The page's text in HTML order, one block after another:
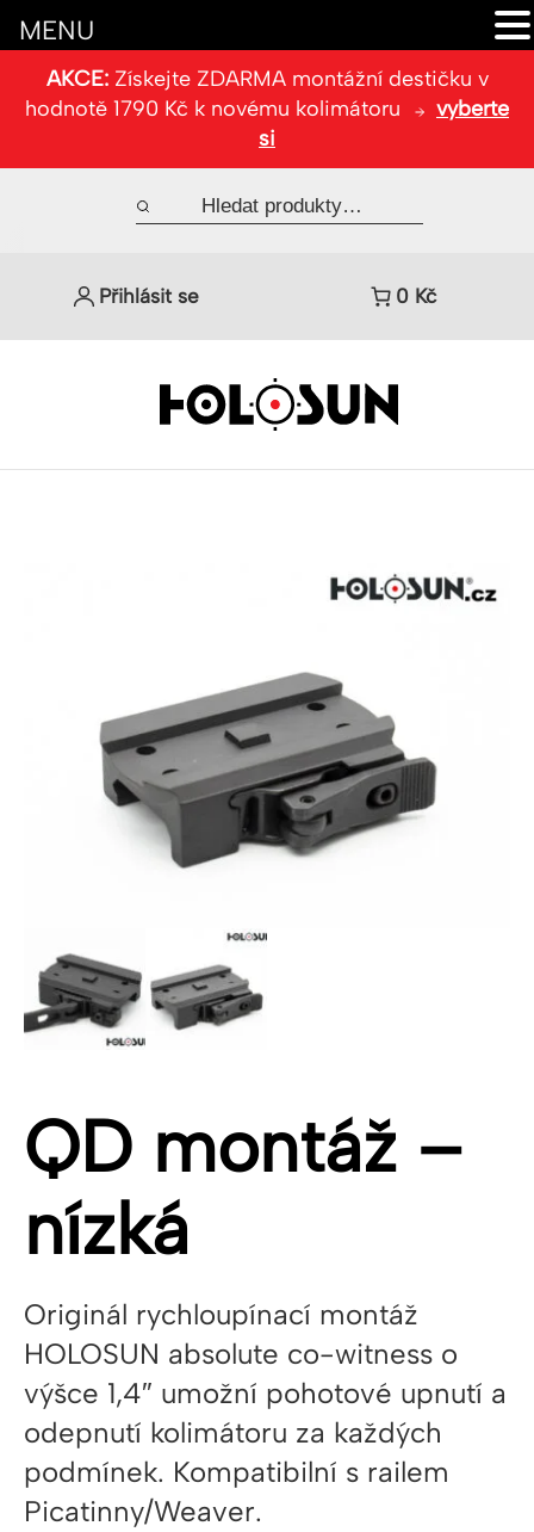
AKCE:Získejte ZDARMA montážní destičku v
hodnotě 1790 Kč k novému kolimátoru
vyberte
si
Přihlásit se 0 Kč
QD montáž –
nízká
Originál rychloupínací montáž
HOLOSUN absolute co-witness o
výšce 1,4″ umožní pohotové upnutí a
odepnutí kolimátoru za každých
podmínek. Kompatibilní s railem
Picatinny/Weaver.
MENU